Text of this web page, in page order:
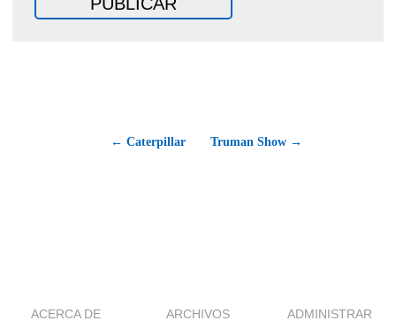
← Caterpillar Truman Show →
ACERCA DE ARCHIVOS ADMINISTRAR